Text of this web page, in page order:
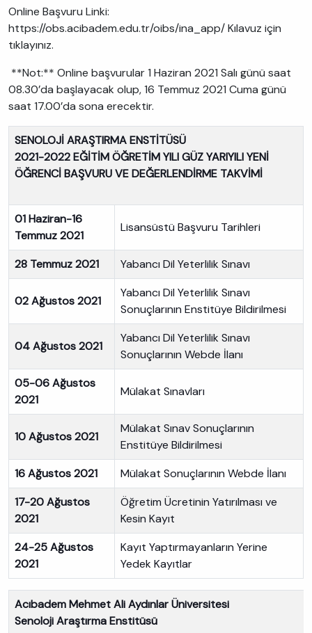
Online Başvuru Linki:
https://obs.acibadem.edu.tr/oibs/ina_app/ Kılavuz için
tıklayınız.
**Not:** Online başvurular 1 Haziran 2021 Salı günü saat
08.30’da başlayacak olup, 16 Temmuz 2021 Cuma günü
saat 17.00’da sona erecektir.
SENOLOJİ ARAŞTIRMA ENSTİTÜSÜ
2021-2022 EĞİTİM ÖĞRETİM YILI GÜZ YARIYILI YENİ
ÖĞRENCİ BAŞVURU VE DEĞERLENDİRME TAKVİMİ
01 Haziran-16
Temmuz 2021
Lisansüstü Başvuru Tarihleri
28 Temmuz 2021 Yabancı Dil Yeterlilik Sınavı
02 Ağustos 2021
Yabancı Dil Yeterlilik Sınavı
Sonuçlarının Enstitüye Bildirilmesi
04 Ağustos 2021
Yabancı Dil Yeterlilik Sınavı
Sonuçlarının Webde İlanı
05-06 Ağustos
2021
Mülakat Sınavları
10 Ağustos 2021
Mülakat Sınav Sonuçlarının
Enstitüye Bildirilmesi
16 Ağustos 2021
Mülakat Sonuçlarının Webde İlanı
17-20 Ağustos
2021
Öğretim Ücretinin Yatırılması ve
Kesin Kayıt
24-25 Ağustos
2021
Kayıt Yaptırmayanların Yerine
Yedek Kayıtlar
Acıbadem Mehmet Ali Aydınlar Üniversitesi
Senoloji Araştırma Enstitüsü